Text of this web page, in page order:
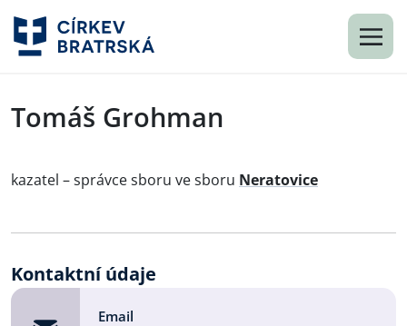
Tomáš Grohman
kazatel – správce sboru ve sboru Neratovice
Kontaktní údaje
Email